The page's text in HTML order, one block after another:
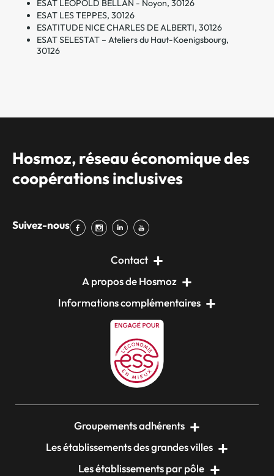
ESAT LEOPOLD BELLAN - Noyon, 30126
ESAT LES TEPPES, 30126
ESATITUDE NICE CHARLES DE ALBERTI, 30126
ESAT SELESTAT – Ateliers du Haut-Koenigsbourg,
30126
Hosmoz, réseau économique des
coopérations inclusives
Suivez-nous
Contact
A propos de Hosmoz
Informations complémentaires
Groupements adhérents
Les établissements des grandes villes
Les établissements par pôle